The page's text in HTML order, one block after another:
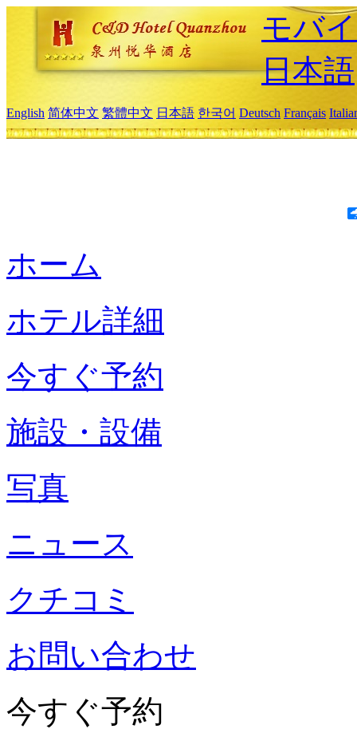
モバ
日本語
English 简体中文 繁體中文 日本語 한국어 Deutsch Français
ホーム
ホテル詳細
今すぐ予約
施設・設備
写真
ニュース
クチコミ
お問い合わせ
今すぐ予約